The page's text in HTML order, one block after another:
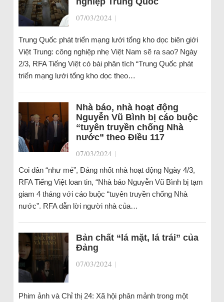
07/03/2024 |
Trung Quốc phát triển mạng lưới tổng kho dọc biên giới
Việt Trung: công nghiệp nhẹ Việt Nam sẽ ra sao? Ngày
2/3, RFA Tiếng Việt có bài phân tích “Trung Quốc phát
triển mạng lưới tổng kho dọc theo…
Nhà báo, nhà hoạt động
Nguyễn Vũ Bình bị cáo buộc
“tuyên truyền chống Nhà
nước” theo Điều 117
07/03/2024 |
Coi dân “như mẻ”, Đảng nhốt nhà hoạt động Ngày 4/3,
RFA Tiếng Việt loan tin, “Nhà báo Nguyễn Vũ Bình bị tạm
giam 4 tháng với cáo buộc “tuyên truyền chống Nhà
nước”. RFA dẫn lời người nhà của…
Bản chất “lá mặt, lá trái” của
Đảng
07/03/2024 |
Phim ảnh và Chỉ thị 24: Xã hội phân mảnh trong một